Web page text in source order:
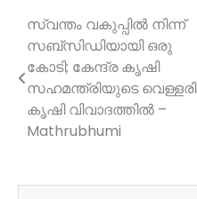
Post
navigation
സ്വന്തം വകുപ്പിൽ നിന്ന്
സബ്‌സിഡിയായി ഒരു
കോടി; കേന്ദ്ര കൃഷി
സഹമന്ത്രിയുടെ വെള്ളരി
കൃഷി വിവാദത്തിൽ –
Mathrubhumi